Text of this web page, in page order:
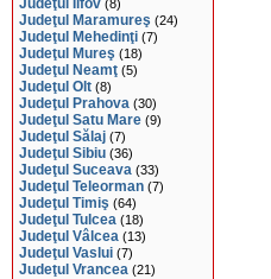
Judeţul Ilfov (8)
Judeţul Maramureş (24)
Judeţul Mehedinţi (7)
Judeţul Mureş (18)
Judeţul Neamţ (5)
Judeţul Olt (8)
Judeţul Prahova (30)
Judeţul Satu Mare (9)
Judeţul Sălaj (7)
Judeţul Sibiu (36)
Judeţul Suceava (33)
Judeţul Teleorman (7)
Judeţul Timiş (64)
Judeţul Tulcea (18)
Judeţul Vâlcea (13)
Judeţul Vaslui (7)
Judeţul Vrancea (21)